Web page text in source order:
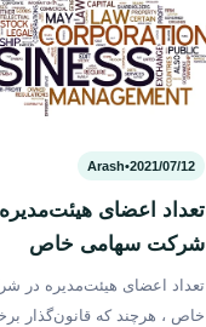
2021/07/12
•
Arash
تعداد اعضای هیئت‌مدیره
شرکت سهامی خاص
تعداد اعضای هیئت‌مدیره در
خاص ، هرچند که قانون‌گذار